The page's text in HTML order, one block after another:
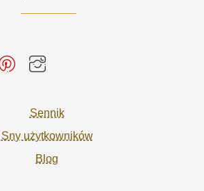
Sennik
Sny użytkowników
Blog